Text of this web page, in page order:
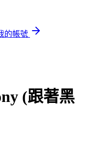
的帳號
(跟著黑